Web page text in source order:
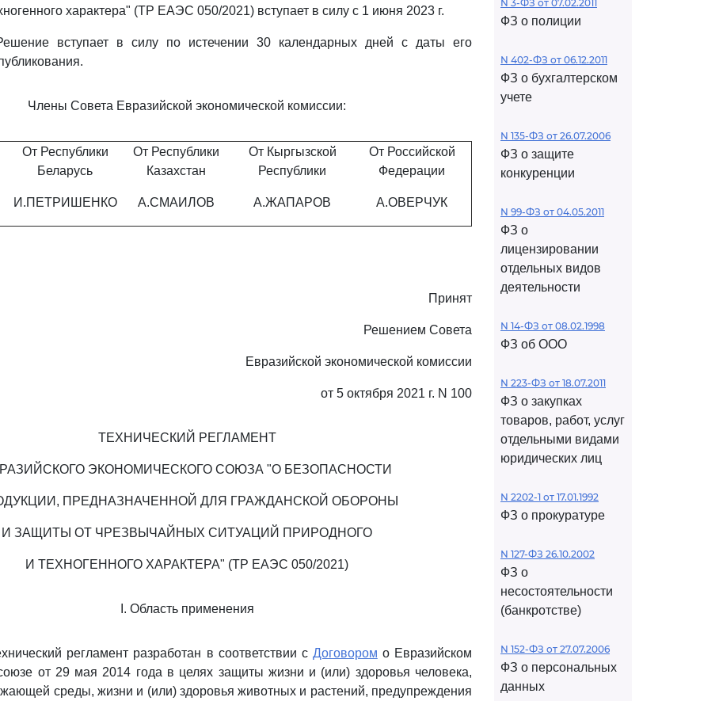
характера" (ТР ЕАЭС 050/2021) вступает в силу с 1 июня 2023 г.
вступает в силу по истечении 30 календарных дней с даты его
Члены Совета Евразийской экономической комиссии:
От Республики
Беларусь
И.ПЕТРИШЕНКО
От Республики
Казахстан
А.СМАИЛОВ
От Кыргызской
Республики
А.ЖАПАРОВ
От Российской
Федерации
А.ОВЕРЧУК
Принят
Решением Совета
Евразийской экономической комиссии
от 5 октября 2021 г. N 100
ТЕХНИЧЕСКИЙ РЕГЛАМЕНТ
ЭКОНОМИЧЕСКОГО СОЮЗА "О БЕЗОПАСНОСТИ
ПРЕДНАЗНАЧЕННОЙ ДЛЯ ГРАЖДАНСКОЙ ОБОРОНЫ
И ЗАЩИТЫ ОТ ЧРЕЗВЫЧАЙНЫХ СИТУАЦИЙ ПРИРОДНОГО
И ТЕХНОГЕННОГО ХАРАКТЕРА" (ТР ЕАЭС 050/2021)
I. Область применения
регламент разработан в соответствии с Договором о Евразийском
от 29 мая 2014 года в целях защиты жизни и (или) здоровья человека,
среды, жизни и (или) здоровья животных и растений, предупреждения
N 3-ФЗ от 07.02.2011
ФЗ о полиции
N 402-ФЗ от 06.12.2011
ФЗ о бухгалтерском
учете
N 135-ФЗ от 26.07.2006
ФЗ о защите
конкуренции
N 99-ФЗ от 04.05.2011
ФЗ о
лицензировании
отдельных видов
деятельности
N 14-ФЗ от 08.02.1998
ФЗ об ООО
N 223-ФЗ от 18.07.2011
ФЗ о закупках
товаров, работ, услуг
отдельными видами
юридических лиц
N 2202-1 от 17.01.1992
ФЗ о прокуратуре
N 127-ФЗ 26.10.2002
ФЗ о
несостоятельности
(банкротстве)
N 152-ФЗ от 27.07.2006
ФЗ о персональных
данных